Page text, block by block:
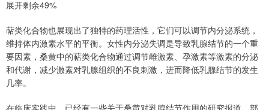
展开剩余49%
萜类化合物也展现出了独特的药理活性，它们可以调节内分泌系统，
维持体内激素水平的平衡。女性内分泌失调是导致乳腺结节的一个重
要因素，桑黄中的萜类化合物通过调节雌激素、孕激素等激素的分泌
和代谢，减少激素对乳腺组织的不良刺激，进而降低乳腺结节的发生
几率。